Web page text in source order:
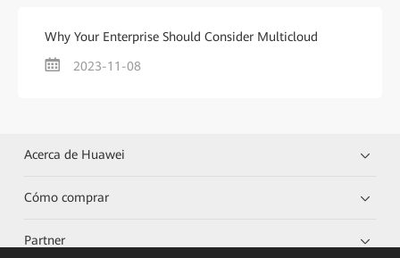
Why Your Enterprise Should Consider Multicloud
2023-11-08
Acerca de Huawei
Cómo comprar
Partner